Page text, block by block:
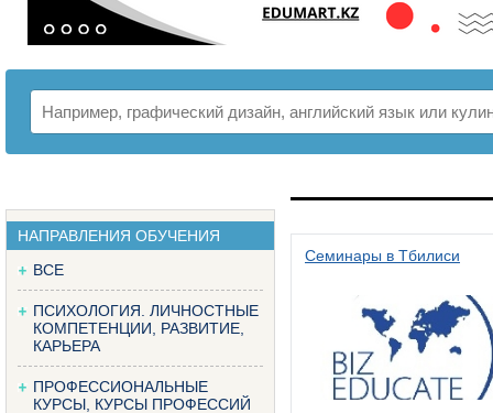
НАПРАВЛЕНИЯ ОБУЧЕНИЯ
ВСЕ
ПСИХОЛОГИЯ. ЛИЧНОСТНЫЕ
КОМПЕТЕНЦИИ, РАЗВИТИЕ,
КАРЬЕРА
ПРОФЕССИОНАЛЬНЫЕ
КУРСЫ, КУРСЫ ПРОФЕССИЙ
Семинары в Тбилиси